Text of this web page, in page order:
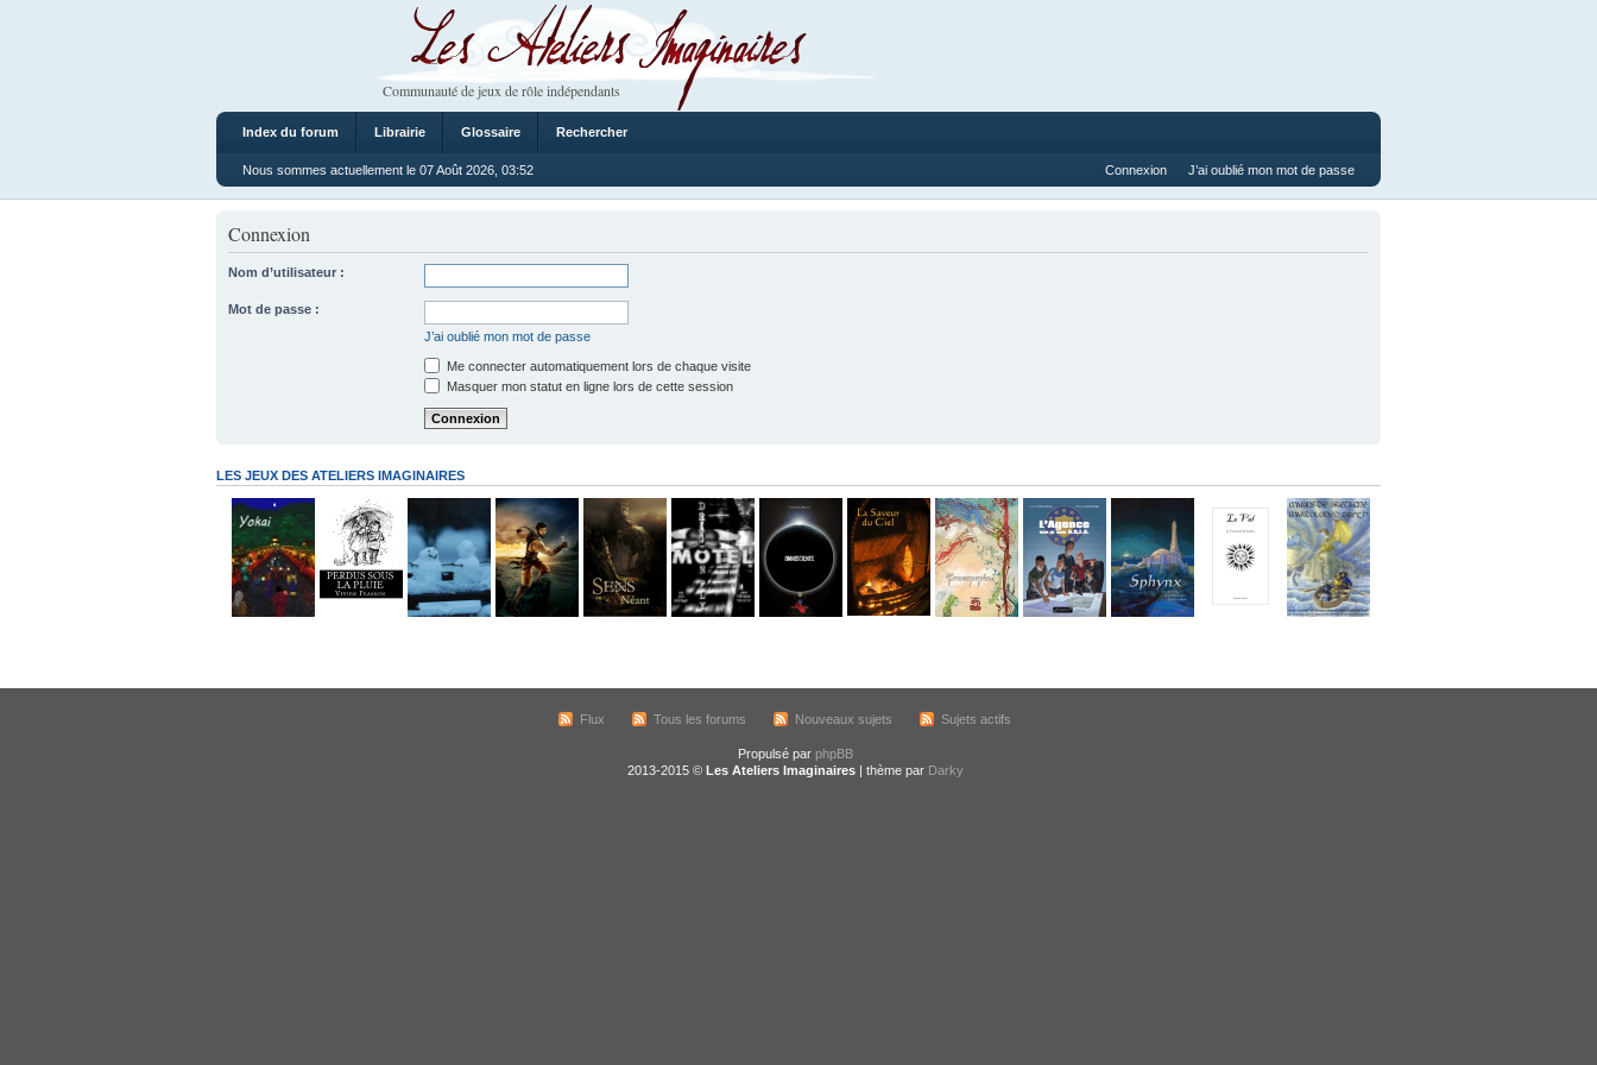
Les Ateliers Imaginaires
Communauté de jeux de rôle indépendants
Index du forum Librairie Glossaire Rechercher
Nous sommes actuellement le 07 Août 2026, 03:52 Connexion J’ai oublié mon mot de passe
Connexion
Nom d’utilisateur :
Mot de passe :
J’ai oublié mon mot de passe
Me connecter automatiquement lors de chaque visite
Masquer mon statut en ligne lors de cette session
LES JEUX DES ATELIERS IMAGINAIRES
Flux Tous les forums Nouveaux sujets Sujets actifs
Propulsé par phpBB
2013-2015 © Les Ateliers Imaginaires | thème par Darky